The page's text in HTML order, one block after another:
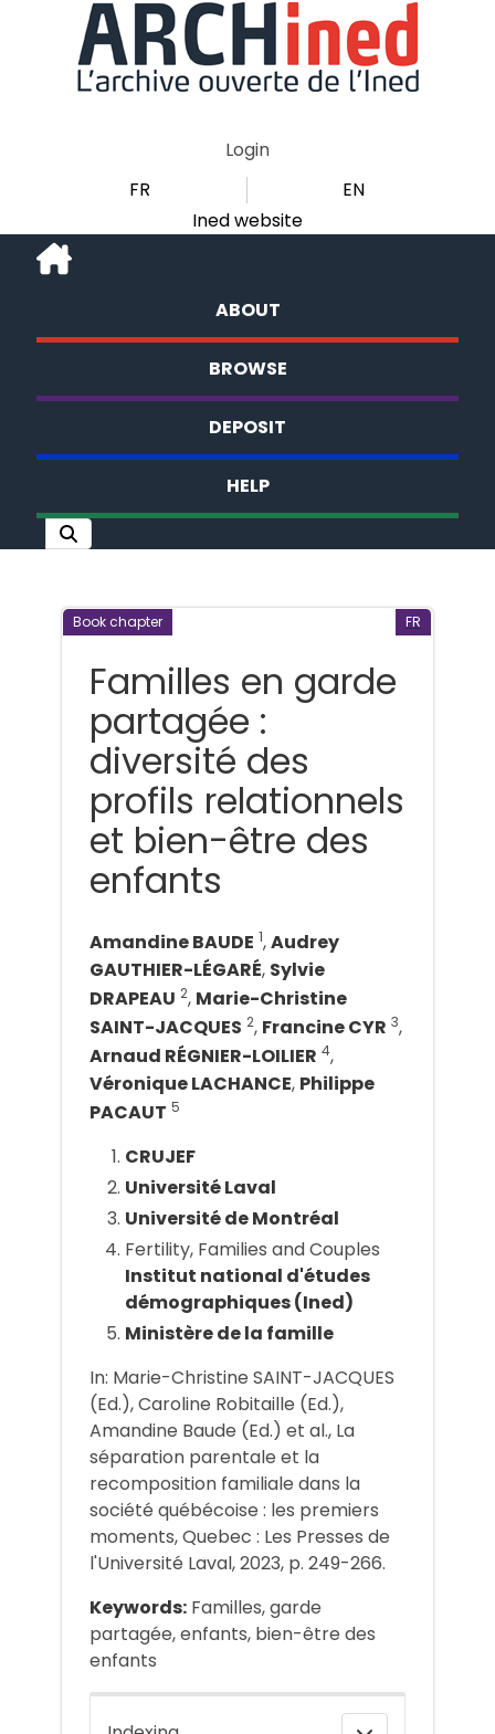
Login
FR
EN
Ined website
ABOUT
BROWSE
DEPOSIT
HELP
Book chapter FR
Familles en garde
partagée :
diversité des
profils relationnels
et bien-être des
enfants
Amandine BAUDE 1,Audrey
GAUTHIER-LÉGARÉ, Sylvie
DRAPEAU 2, Marie-Christine
SAINT-JACQUES 2, Francine CYR 3,
Arnaud RÉGNIER-LOILIER 4,
Véronique LACHANCE, Philippe
PACAUT 5
CRUJEF
Université Laval
Université de Montréal
Fertility, Families and Couples
Institut national d'études
démographiques (Ined)
Ministère de la famille
In: Marie-Christine SAINT-JACQUES
(Ed.), Caroline Robitaille (Ed.),
Amandine Baude (Ed.) et al., La
séparation parentale et la
recomposition familiale dans la
société québécoise : les premiers
moments, Quebec : Les Presses de
l'Université Laval, 2023, p. 249-266.
Keywords: Familles, garde
partagée, enfants, bien-être des
enfants